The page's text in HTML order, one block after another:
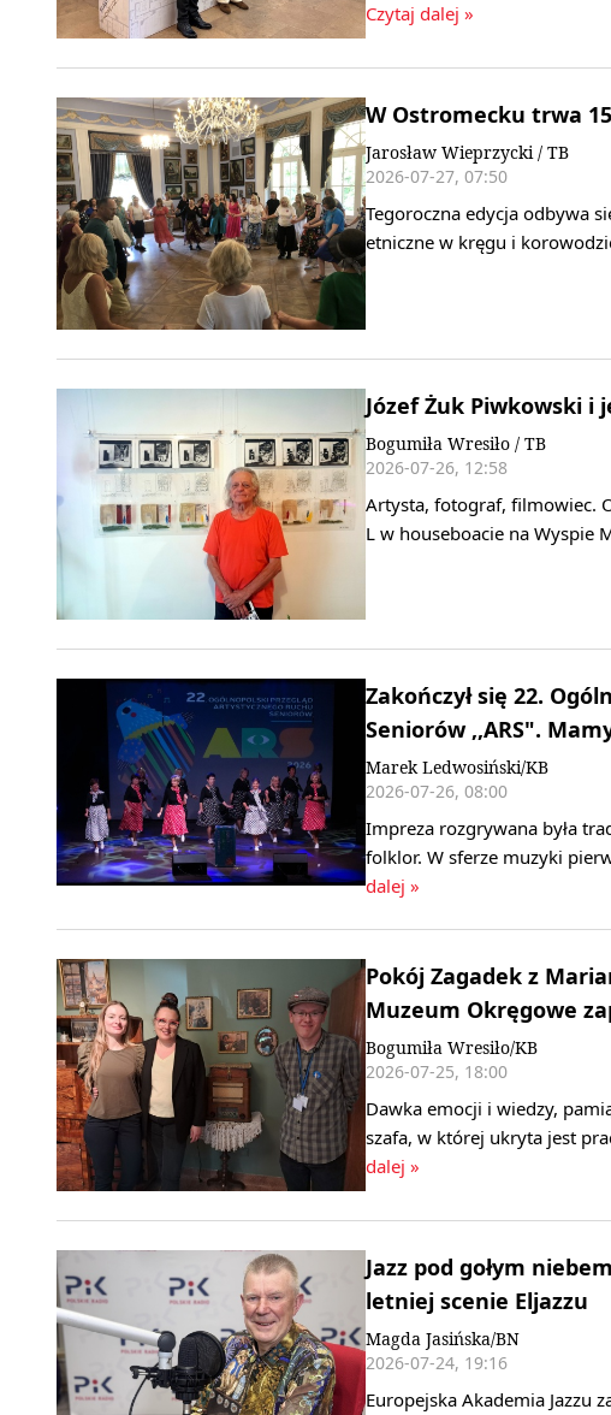
Czytaj dalej »
W Ostromecku trwa
Jarosław Wieprzycki / TB
2026-07-27, 07:50
Tegoroczna edycja odbywa
etniczne w kręgu i
Józef Żuk Piwkowski i
Bogumiła Wresiło / TB
2026-07-26, 12:58
Artysta, fotograf, filmowiec.
L w houseboacie na Wyspie
Zakończył się 22.
Seniorów ,,ARS".
Marek Ledwosiński/KB
2026-07-26, 08:00
Impreza rozgrywana była
folklor. W sferze muzyki
dalej »
Pokój Zagadek z
Muzeum Okręgowe
Bogumiła Wresiło/KB
2026-07-25, 18:00
Dawka emocji i wiedzy,
szafa, w której ukryta jest
dalej »
Jazz pod gołym
letniej scenie Eljazzu
Magda Jasińska/BN
2026-07-24, 19:16
Europejska Akademia Jazzu